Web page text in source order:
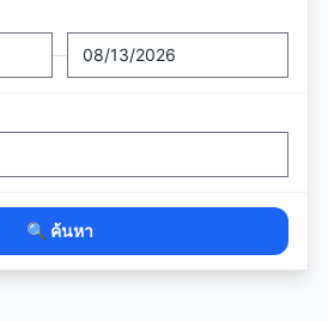
—
🔍 ค้นหา